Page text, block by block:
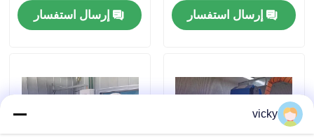
الحالات
دينامومتر عالي السرعة
إرسال استفسار
إرسال استفسار
vicky